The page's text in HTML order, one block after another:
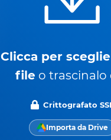
Clicca per
file o trascinalo
Crittografato
Importa da Drive